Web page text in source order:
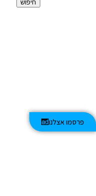
פרסמו אצלנו
חיפוש